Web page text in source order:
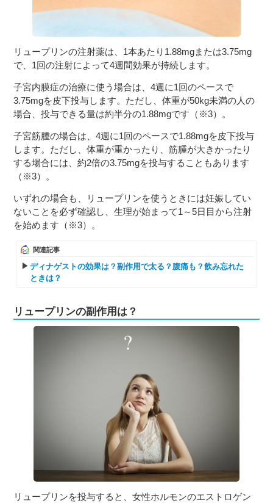
リュープリンの注射薬は、1本あたり1.88mgまたは3.75mg
で、1回の注射によって4週間効果が持続します。
子宮内膜症の治療に使う場合は、4週に1回のペースで
3.75mgを皮下投与します。ただし、体重が50kg未満の人の
場合、投与できる量は約半分の1.88mgです（※3）。
子宮筋腫の場合は、4週に1回のペースで1.88mgを皮下投与
します。ただし、体重が重かったり、筋腫が大きかったり
する場合には、約2倍の3.75mgを投与することもあります
（※3）。
いずれの場合も、リュープリンを使うときには妊娠してい
ないことを必ず確認し、生理が始まって1～5日目から注射
を始めます（※3）。
関連記事
ディナゲストの効果は？副作用で太る？腹痛も？飲み忘れた
ときは？
リュープリンの副作用は？
リュープリンを投与すると、女性ホルモンのエストロゲン